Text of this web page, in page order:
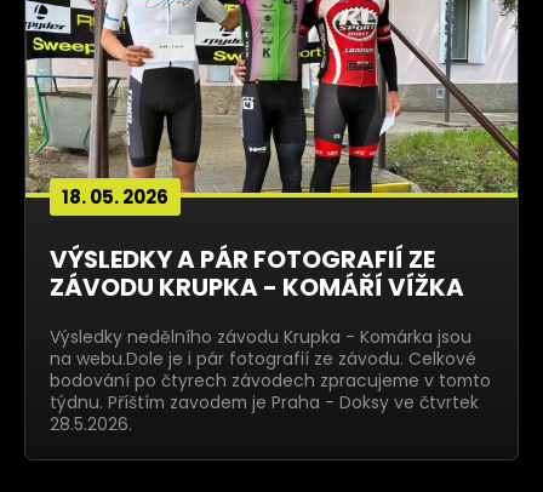
18. 05. 2026
VÝSLEDKY A PÁR FOTOGRAFIÍ ZE
ZÁVODU KRUPKA - KOMÁŘÍ VÍŽKA
Výsledky nedělního závodu Krupka - Komárka jsou
na webu.Dole je i pár fotografií ze závodu. Celkové
bodování po čtyrech závodech zpracujeme v tomto
týdnu. Příštím zavodem je Praha - Doksy ve čtvrtek
28.5.2026.